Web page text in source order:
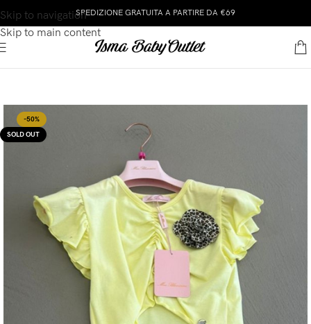
Skip to navigation
Skip to main content
SPEDIZIONE GRATUITA A PARTIRE DA €69
-50%
SOLD OUT